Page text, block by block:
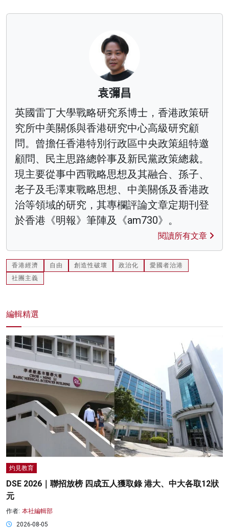
袁彌昌
英國雷丁大學戰略研究系博士，香港政策研
究所中美關係與香港研究中心高級研究顧
問。曾擔任香港特別行政區中央政策組特邀
顧問、民主思路總幹事及新民黨政策總裁。
現主要從事中西戰略思想及其融合、孫子、
老子及毛澤東戰略思想、中美關係及香港政
治等領域的研究，其專欄評論文章定期刊登
於香港《明報》筆陣及《am730》。
閱讀所有文章
香港經濟 自由 創造性破壞 政治化
愛國者治港
社團主義
編輯精選
灼見教育
DSE 2026｜聯招放榜 四成五人獲取錄 港大、中大各取12狀
元
作者: 本社編輯部
2026-08-05